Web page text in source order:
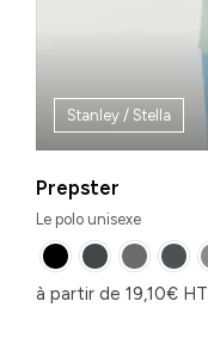
Stanley / Stella
Prepster
Le polo unisexe
à partir de 19,10€ HT